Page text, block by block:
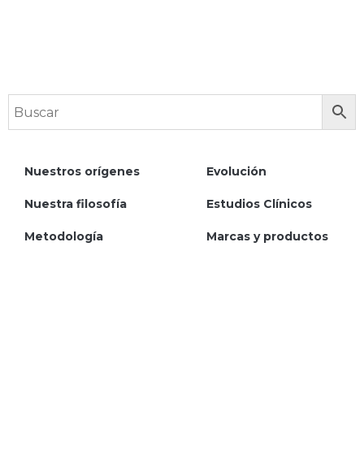
Nuestros orígenes
Nuestra filosofía
Metodología
Evolución
Estudios Clínicos
Marcas y productos